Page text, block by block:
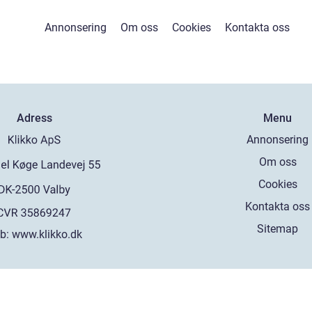
Annonsering Om oss Cookies Kontakta oss
Adress
www.klikko.dk
Menu
Annonsering
Om oss
Cookies
Kontakta oss
Sitemap